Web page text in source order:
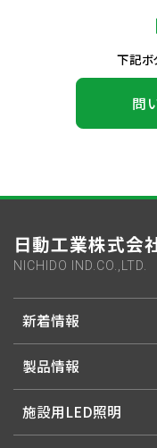
下記ボ
問
日動工業株式会
NICHIDO IND.CO.,LTD.
新着情報
製品情報
施設用LED照明